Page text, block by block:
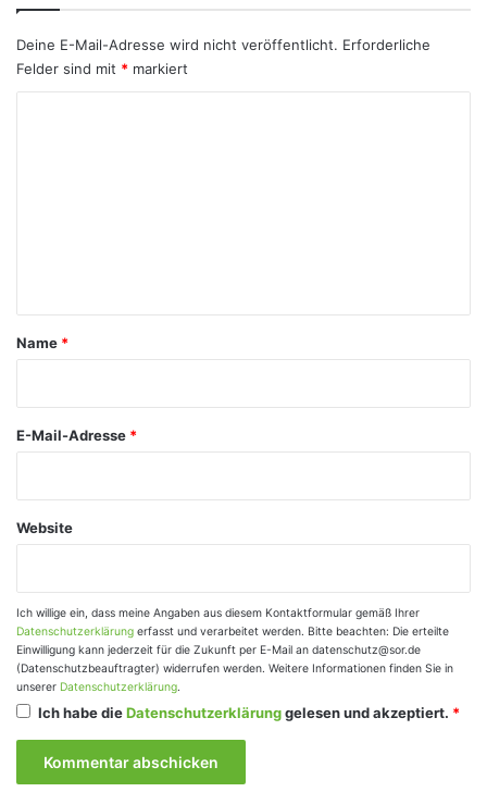
Deine E-Mail-Adresse wird nicht veröffentlicht. Erforderliche
Felder sind mit * markiert
a
Name *
E-Mail-Adresse *
Website
Ich willige ein, dass meine Angaben aus diesem Kontaktformular gemäß Ihrer
Datenschutzerklärung erfasst und verarbeitet werden. Bitte beachten: Die erteilte
Einwilligung kann jederzeit für die Zukunft per E-Mail an datenschutz@sor.de
(Datenschutzbeauftragter) widerrufen werden. Weitere Informationen finden Sie in
unserer Datenschutzerklärung.
Ich habe dieDatenschutzerklärunggelesen und akzeptiert. *